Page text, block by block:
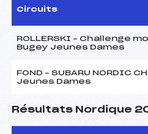
Circuits
ROLLERSKI – Challenge
Bugey Jeunes Dames
FOND – SUBARU NORDIC
Jeunes Dames
Résultats Nordique